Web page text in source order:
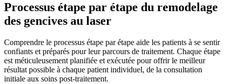
Processus étape par étape du remodelage
des gencives au laser
Comprendre le processus étape par étape aide les patients à se sentir
confiants et préparés pour leur parcours de traitement. Chaque étape
est méticuleusement planifiée et exécutée pour offrir le meilleur
résultat possible à chaque patient individuel, de la consultation
initiale aux soins post-traitement.